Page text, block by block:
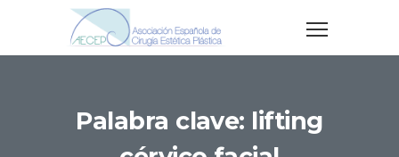
Palabra clave: lifting